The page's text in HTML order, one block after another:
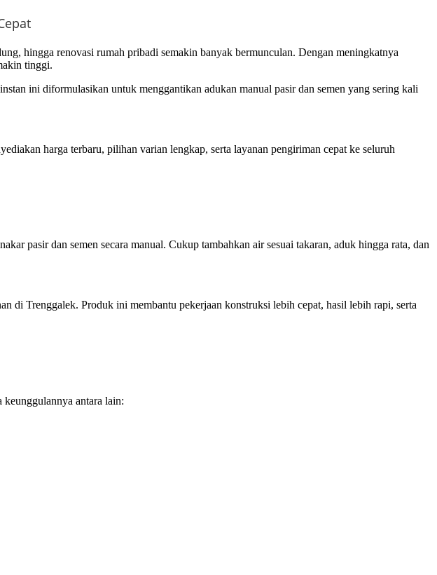
hingga renovasi rumah pribadi semakin banyak bermunculan. Dengan meningkatnya
tinggi.
ini diformulasikan untuk menggantikan adukan manual pasir dan semen yang sering kali
harga terbaru, pilihan varian lengkap, serta layanan pengiriman cepat ke seluruh
pasir dan semen secara manual. Cukup tambahkan air sesuai takaran, aduk hingga rata, dan
di Trenggalek. Produk ini membantu pekerjaan konstruksi lebih cepat, hasil lebih rapi, serta
antara lain: